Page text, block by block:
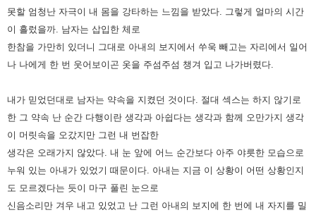
못할 엄청난 자극이 내 몸을 강타하는 느낌을 받았다. 그렇게 얼마의 시간
이 흘렀을까. 남자는 삽입한 체로
한참을 가만히 있더니 그대로 아내의 보지에서 쑤욱 빼고는 자리에서 일어
나 나에게 한 번 웃어보이곤 옷을 주섬주섬 챙겨 입고 나가버렸다.
내가 믿었던대로 남자는 약속을 지켰던 것이다. 절대 섹스는 하지 않기로
한 그 약속 난 순간 다행이란 생각과 아쉽다는 생각과 함께 오만가지 생각
이 머릿속을 오갔지만 그런 내 번잡한
생각은 오래가지 않았다. 내 눈 앞에 어느 순간보다 아주 야릇한 모습으로
누워 있는 아내가 있었기 때문이다. 아내는 지금 이 상황이 어떤 상황인지
도 모르겠다는 듯이 마구 풀린 눈으로
신음소리만 겨우 내고 있었고 난 그런 아내의 보지에 한 번에 내 자지를 밀